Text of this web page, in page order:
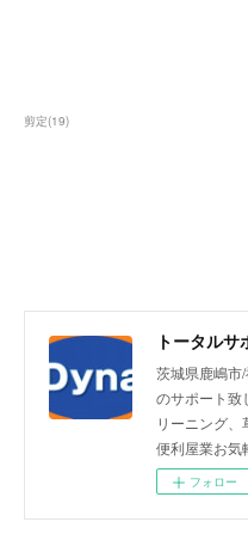
剪定(19)
トータル
茨城県鹿嶋市
のサポート致
リーニング、
便利屋業お気
フォロー